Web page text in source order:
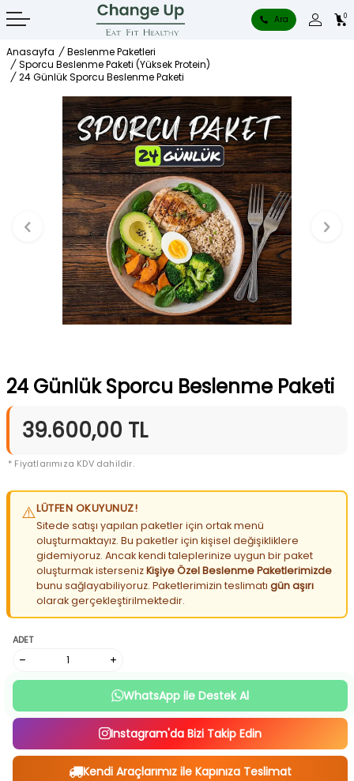
Ara 0
Anasayfa / Beslenme Paketleri
/ Sporcu Beslenme Paketi (Yüksek Protein)
/ 24 Günlük Sporcu Beslenme Paketi
24 Günlük Sporcu Beslenme Paketi
39.600,00 TL
* Fiyatlarımıza KDV dahildir.
⚠️LÜTFEN OKUYUNUZ!
Sitede satışı yapılan paketler için ortak menü
oluşturmaktayız. Bu paketler için kişisel değişikliklere
gidemiyoruz. Ancak kendi taleplerinize uygun bir paket
oluşturmak istersenizKişiye Özel Beslenme Paketlerimizde
bunu sağlayabiliyoruz. Paketlerimizin teslimatı gün aşırı
olarak gerçekleştirilmektedir.
ADET
WhatsApp ile Destek Al
Instagram'da Bizi Takip Edin
Kendi Araçlarımız ile Kapınıza Teslimat